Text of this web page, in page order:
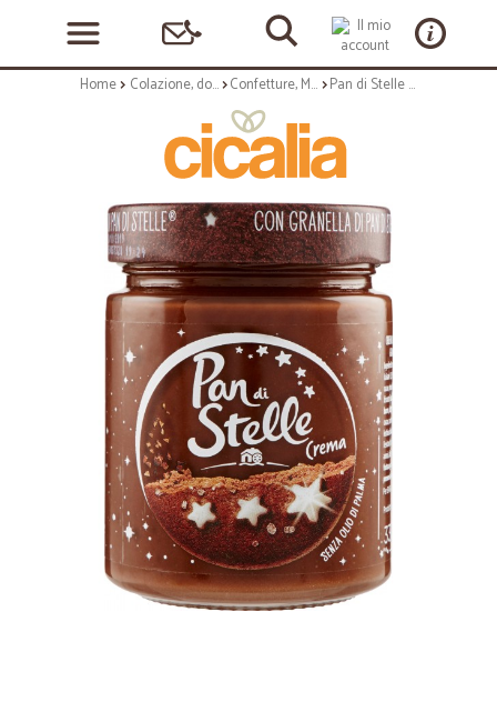
Home Colazione, dolciumi e snack Confetture, Miele e Nutella Pan di Stelle Crema 330 gr.